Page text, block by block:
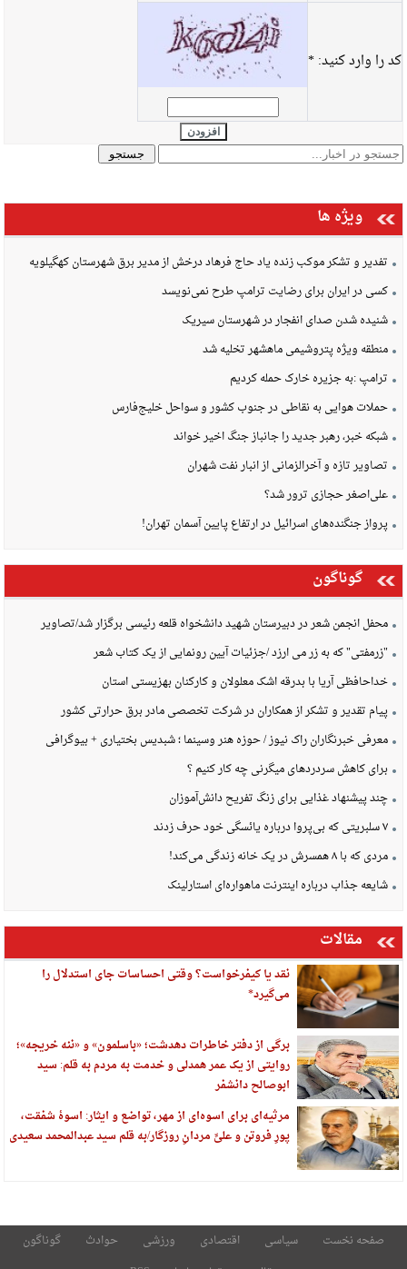
کد را وارد کنید:*
افزودن
ویژه ها
تفدیر و تشکر موکب زنده یاد حاج فرهاد درخش از مدیر برق شهرستان کهگیلویه
کسی در ایران برای رضایت ترامپ طرح نمی‌نویسد
شنیده شدن صدای انفجار در شهرستان سیریک
منطقه ویژه پتروشیمی ماهشهر تخلیه شد
ترامپ :به جزیره خارک حمله کردیم
حملات هوایی به نقاطی در جنوب کشور و سواحل خلیج‌فارس
شبکه خبر، رهبر جدید را جانباز جنگ اخیر خواند
تصاویر تازه و آخرالزمانی از انبار نفت شهران
علی‌اصغر حجازی ترور شد؟
پرواز جنگنده‌های اسرائیل در ارتفاع پایین آسمان تهران!
گوناگون
محفل انجمن شعر در دبیرستان شهید دانشخواه قلعه رئیسی برگزار شد/تصاویر
"زرمفتی" که به زر می ارزد /جزئیات آیین رونمایی از یک کتاب شعر
خداحافظی آریا با بدرقه اشک معلولان و کارکنان بهزیستی استان
پیام تقدیر و تشکر از همکاران در شرکت تخصصی مادر برق حرارتی کشور
معرفی خبرنگاران راک نیوز / حوزه هنر وسینما ؛ شبدیس بختیاری + بیوگرافی
برای کاهش سردردهای میگرنی چه کار کنیم ؟
چند پیشنهاد غذایی برای زنگ تفریح دانش‌آموزان
۷ سلبریتی که بی‌پروا درباره یائسگی خود حرف زدند
مردی که با ۸ همسرش در یک خانه زندگی می‌کند!
شایعه جذاب درباره اینترنت ماهواره‌ای استارلینک
مقالات
نقد یا کیفرخواست؟ وقتی احساسات جای استدلال را
می‌گیرد*
برگی از دفتر خاطرات دهدشت؛ «باسلمون» و «ننه خریجه»؛
روایتی از یک عمر همدلی و خدمت به مردم به قلم: سید
ابوصالح دانشفر
مرثیه‌ای برای اسوه‌ای از مهر، تواضع و ایثار: اسوهٔ شفقت،
پورِ فروتن و علیِّ مردانِ روزگار/به قلم سید عبدالمحمد سعیدی
صفحه نخست سیاسی اقتصادی ورزشی حوادث
گوناگون